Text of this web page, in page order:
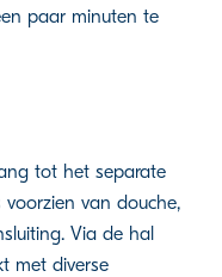
paar minuten te
tot het separate
van douche,
Via de hal
met diverse